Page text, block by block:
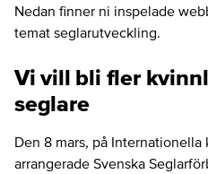
Nedan finner ni inspelade
temat seglarutveckling.
Vi vill bli fler
seglare
Den 8 mars, på Internationella
arrangerade Svenska